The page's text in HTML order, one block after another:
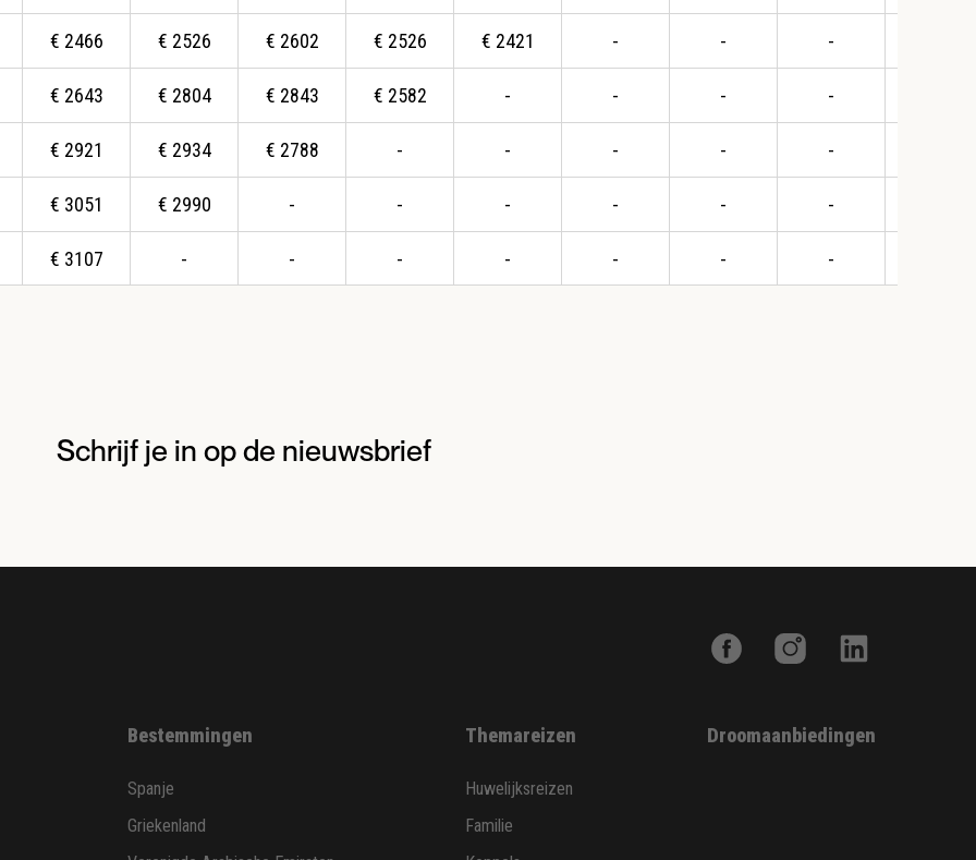
€ 2466
€ 2643
€ 2921
€ 3051
€ 3107
€ 2526
€ 2804
€ 2934
€ 2990
-
€ 2602
€ 2843
€ 2788
-
-
€ 2526
€ 2582
-
-
-
€ 2421
-
-
-
-
-
-
-
-
-
-
-
-
-
-
-
-
-
-
-
Schrijf je in op de nieuwsbrief
Bestemmingen
Spanje
Griekenland
Themareizen
Huwelijksreizen
Familie
Droomaanbiedingen